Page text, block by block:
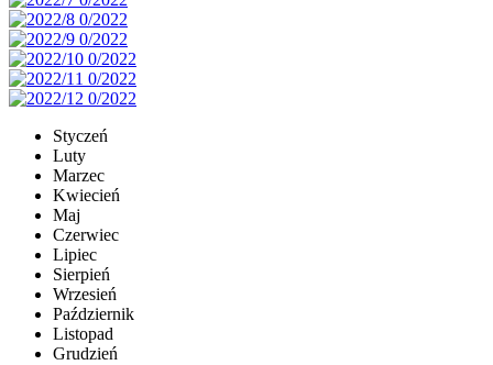
Styczeń
Luty
Marzec
Kwiecień
Maj
Czerwiec
Lipiec
Sierpień
Wrzesień
Październik
Listopad
Grudzień